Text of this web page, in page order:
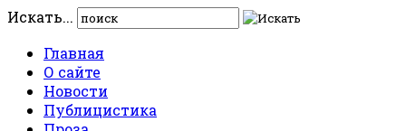
Искать...
Главная
О сайте
Новости
Публицистика